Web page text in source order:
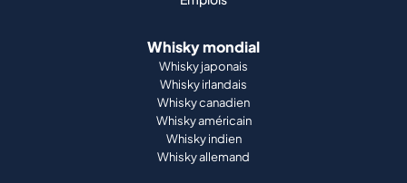
Whisky mondial
Whisky japonais
Whisky irlandais
Whisky canadien
Whisky américain
Whisky indien
Whisky allemand